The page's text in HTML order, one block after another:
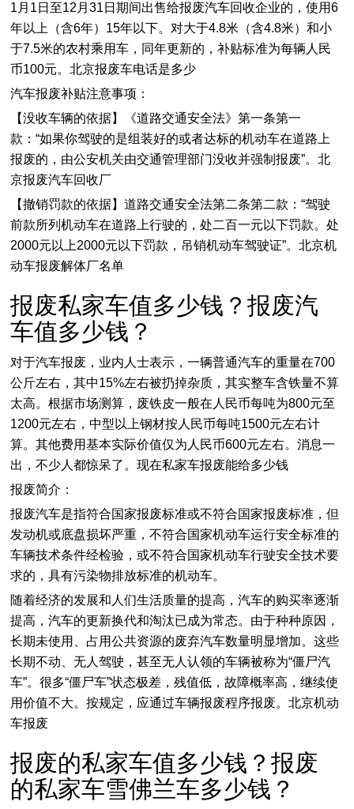
​1月1日至12月31日期间出售给报废汽车回收企业的，使用6
年以上（含6年）15年以下。对大于4.8米（含4.8米）和小
于7.5米的农村乘用车，同年更新的，补贴标准为每辆人民
币100元。北京报废车电话是多少
汽车报废补贴注意事项：
【没收车辆的依据】《道路交通安全法》第一条第一
款：“如果你驾驶的是组装好的或者达标的机动车在道路上
报废的，由公安机关由交通管理部门没收并强制报废”。北
京报废汽车回收厂
【撤销罚款的依据】道路交通安全法第二条第二款：“驾驶
前款所列机动车在道路上行驶的，处二百一元以下罚款。处
2000元以上2000元以下罚款，吊销机动车驾驶证”。北京机
动车报废解体厂名单
报废私家车值多少钱？报废汽
车值多少钱？
对于汽车报废，业内人士表示，一辆普通汽车的重量在700
公斤左右，其中15%左右被扔掉杂质，其实整车含铁量不算
太高。根据市场测算，废铁皮一般在人民币每吨为800元至
1200元左右，中型以上钢材按人民币每吨1500元左右计
算。其他费用基本实际价值仅为人民币600元左右。消息一
出，不少人都惊呆了。现在私家车报废能给多少钱
报废简介：
报废汽车是指符合国家报废标准或不符合国家报废标准，但
发动机或底盘损坏严重，不符合国家机动车运行安全标准的
车辆技术条件经检验，或不符合国家机动车行驶安全技术要
求的，具有污染物排放标准的机动车。
随着经济的发展和人们生活质量的提高，汽车的购买率逐渐
提高，汽车的更新换代和淘汰已成为常态。由于种种原因，
长期未使用、占用公共资源的废弃汽车数量明显增加。这些
长期不动、无人驾驶，甚至无人认领的车辆被称为“僵尸汽
车”。很多“僵尸车”状态极差，残值低，故障概率高，继续使
用价值不大。按规定，应通过车辆报废程序报废。北京机动
车报废
​报废的私家车值多少钱？报废
的私家车雪佛兰车多少钱？